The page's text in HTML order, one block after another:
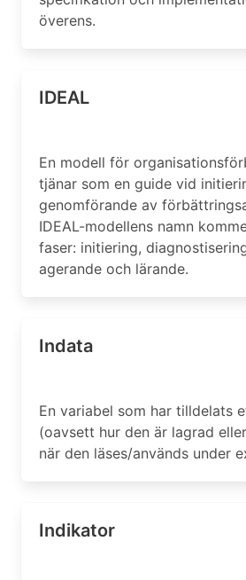
överens.
IDEAL
En modell för
tjänar som en guide vid
genomförande av
IDEAL-modellens namn
faser: initiering,
agerande och lärande.
Indata
En variabel som har tilldelats
(oavsett hur den är lagrad
när den läses/används under
Indikator